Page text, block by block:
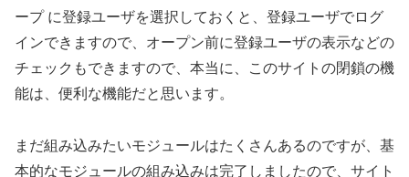
ープ に登録ユーザを選択しておくと、登録ユーザでログ
インできますので、オープン前に登録ユーザの表示などの
チェックもできますので、本当に、このサイトの閉鎖の機
能は、便利な機能だと思います。
まだ組み込みたいモジュールはたくさんあるのですが、基
本的なモジュールの組み込みは完了しましたので、サイト